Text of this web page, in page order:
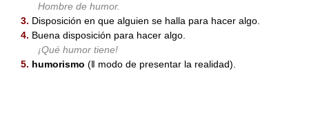
Hombre de humor.
3. Disposición en que alguien se halla para hacer algo.
4. Buena disposición para hacer algo.
¡Qué humor tiene!
5. humorismo (ǁ modo de presentar la realidad).